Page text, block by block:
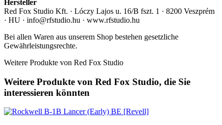
Hersteller
Red Fox Studio Kft. · Lóczy Lajos u. 16/B fszt. 1 · 8200 Veszprém
· HU · info@rfstudio.hu · www.rfstudio.hu
Bei allen Waren aus unserem Shop bestehen gesetzliche
Gewährleistungsrechte.
Weitere Produkte von Red Fox Studio
Weitere Produkte von Red Fox Studio, die Sie
interessieren könnten